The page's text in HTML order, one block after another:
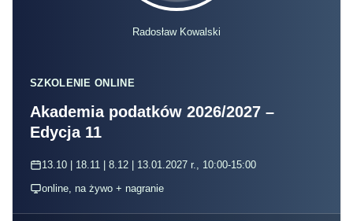
Radosław Kowalski
SZKOLENIE ONLINE
Akademia podatków 2026/2027 –
Edycja 11
13.10 | 18.11 | 8.12 | 13.01.2027 r., 10:00-15:00
online, na żywo + nagranie